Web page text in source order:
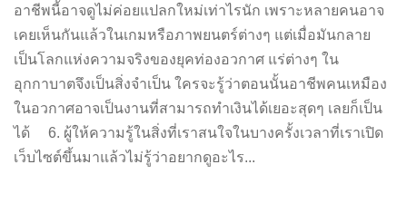
อาชีพนี้อาจดูไม่ค่อยแปลกใหม่เท่าไรนัก เพราะหลายคนอาจ
เคยเห็นกันแล้วในเกมหรือภาพยนตร์ต่างๆ แต่เมื่อมันกลาย
เป็นโลกแห่งความจริงของยุคท่องอวกาศ แร่ต่างๆ ใน
อุกกาบาตจึงเป็นสิ่งจำเป็น ใครจะรู้ว่าตอนนั้นอาชีพคนเหมือง
ในอวกาศอาจเป็นงานที่สามารถทำเงินได้เยอะสุดๆ เลยก็เป็น
ได้ 6. ผู้ให้ความรู้ในสิ่งที่เราสนใจในบางครั้งเวลาที่เราเปิด
เว็บไซต์ขึ้นมาแล้วไม่รู้ว่าอยากดูอะไร...